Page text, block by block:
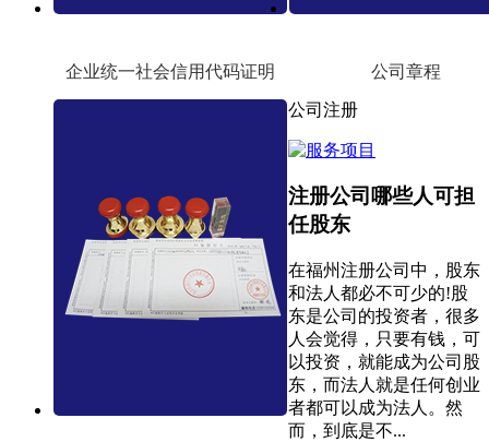
企业统一社会信用代码证明 公司章程
公司注册
注册公司哪些人可担
任股东
在福州注册公司中，股东
和法人都必不可少的!股
东是公司的投资者，很多
人会觉得，只要有钱，可
以投资，就能成为公司股
东，而法人就是任何创业
者都可以成为法人。然
而，到底是不...